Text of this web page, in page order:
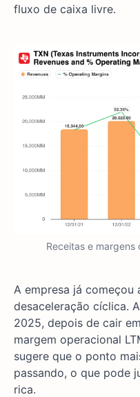
fluxo de caixa livre.
Receitas e margens
A empresa já começou
desaceleração cíclica.
2025, depois de cair
margem operacional
sugere que o ponto
passando, o que pode
rica.